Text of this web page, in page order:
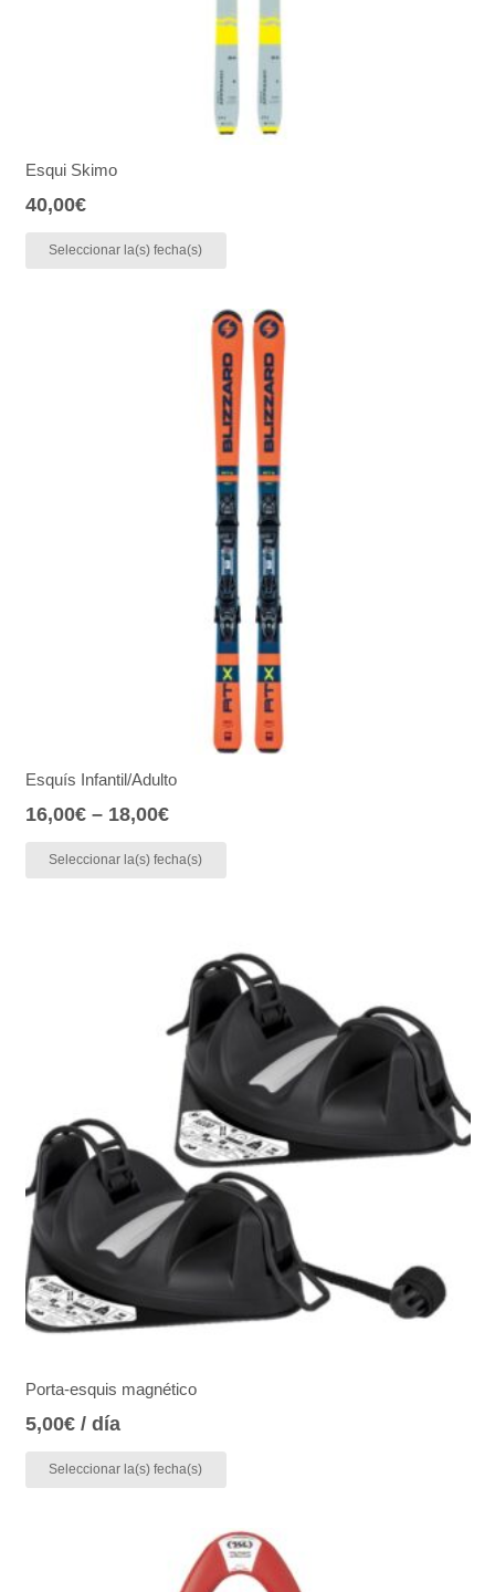
Esqui Skimo
40,00€
Seleccionar la(s) fecha(s)
Esquís Infantil/Adulto
16,00€– 18,00€
Seleccionar la(s) fecha(s)
Porta-esquis magnético
5,00€/ día
Seleccionar la(s) fecha(s)